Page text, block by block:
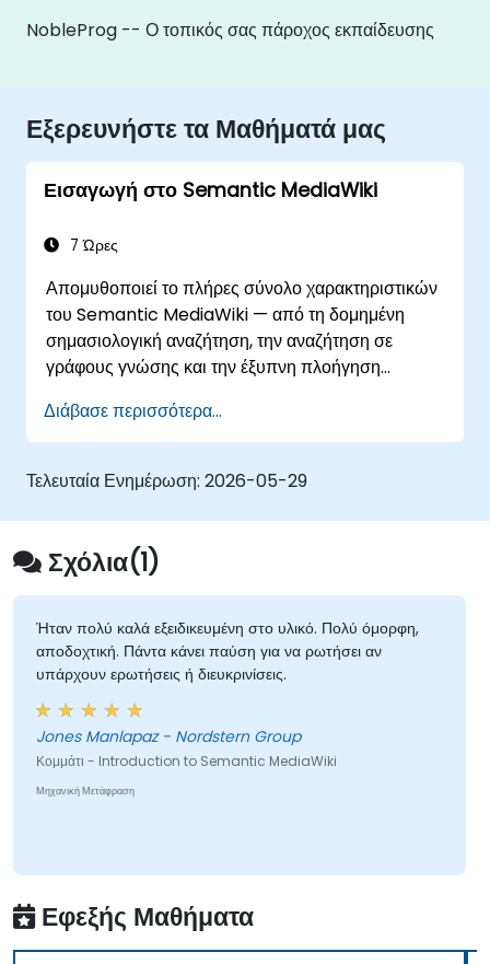
NobleProg -- Ο τοπικός σας πάροχος εκπαίδευσης
Εξερευνήστε τα Μαθήματά μας
Εισαγωγή στο Semantic MediaWiki
7 Ώρες
Απομυθοποιεί το πλήρες σύνολο χαρακτηριστικών
του Semantic MediaWiki — από τη δομημένη
σημασιολογική αναζήτηση, την αναζήτηση σε
γράφους γνώσης και την έξυπνη πλοήγηση
ενσωμάτωση του Σημασιολογικού Ιστού. Καλύπτει
βασικές τεχνικές για σύνδεση δεδομένων,
δημιουργία συστημάτων περιεχομένου που
βασίζονται σε μεταδεδομένα και τη δημιουργία
έξυπνων πλατφορμών συνεργασίας που
επιτρέπουν στις ομάδες να αυτοματοποιούν την
καταλογογράφηση, να εμφανίζουν κρυφές
συνδέσεις και να μετασχηματίζουν τον τρόπο με τον
οποίο οι οργανισμοί ανακαλύπτουν, διαχειρίζονται
και μοιράζονται γνώση σε μεγάλη κλίμακα και
διατομεακά.
Διάβασε περισσότερα...
Τελευταία Ενημέρωση: 2026-05-29
Σχόλια(1)
Ήταν πολύ καλά εξειδικευμένη στο υλικό. Πολύ όμορφη,
αποδοχτική. Πάντα κάνει παύση για να ρωτήσει αν
υπάρχουν ερωτήσεις ή διευκρινίσεις.
Jones Manlapaz - Nordstern Group
Κομμάτι - Introduction to Semantic MediaWiki
Μηχανική Μετάφραση
Εφεξής Μαθήματα